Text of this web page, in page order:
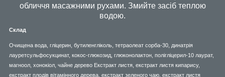
обличчя масажними рухами. Змийте засіб теплою
водою.
Склад
Очищена вода, гліцерин, бутиленгліколь, тетраолеат сорба-30, динатрія
лауретсульфосукцинат, кокос-глюкозид, глюконолактон, полігліцерил-10 лаурат,
магноол, хонокіол, чайне дерево Екстракт листя, екстракт листя кипарису,
екстракт плодів вітамінного дерева, екстракт зеленого чаю, екстракт листя